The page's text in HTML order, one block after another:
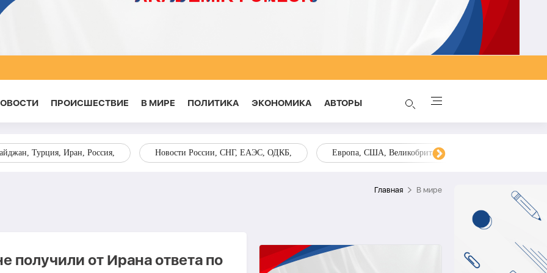
ПРОИСШЕСТВИЕ В МИРЕ ПОЛИТИКА ЭКОНОМИКА AВТОРЫ
Турция, Иран, Россия, Новости России, СНГ, ЕАЭС, ОДКБ, Европа, США, Великобритания, Украина, Запад,
Главная В мире
получили от Ирана ответа по